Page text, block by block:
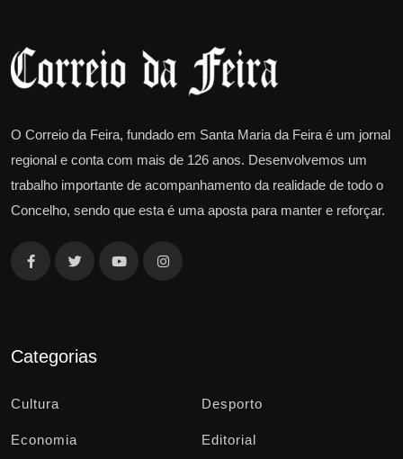
O Correio da Feira, fundado em Santa Maria da Feira é um jornal
regional e conta com mais de 126 anos. Desenvolvemos um
trabalho importante de acompanhamento da realidade de todo o
Concelho, sendo que esta é uma aposta para manter e reforçar.
Categorias
Cultura Desporto
Economia Editorial